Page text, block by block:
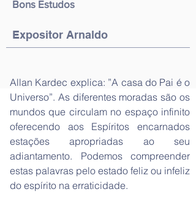
Bons Estudos
Expositor Arnaldo
Allan Kardec explica: ”A casa do Pai é o
Universo”. As diferentes moradas são os
mundos que circulam no espaço infinito
oferecendo aos Espíritos encarnados
estações apropriadas ao seu
adiantamento. Podemos compreender
estas palavras pelo estado feliz ou infeliz
do espírito na erraticidade.